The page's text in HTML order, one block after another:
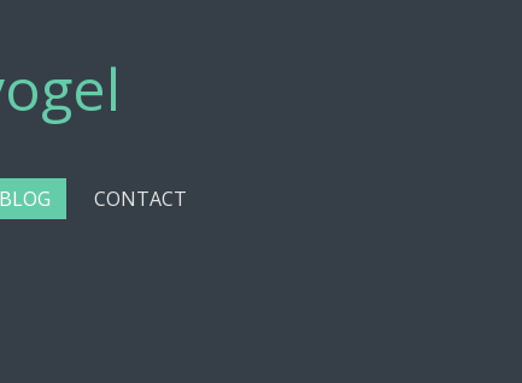
BLOG
CONTACT